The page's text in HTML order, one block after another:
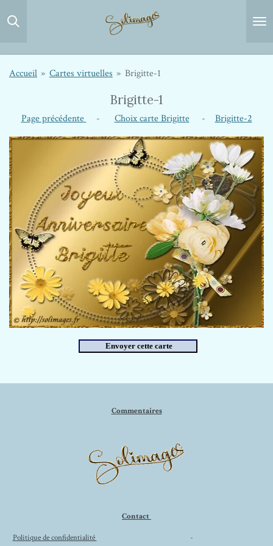
Passer
Accueil » Cartes virtuelles » Brigitte-1
Brigitte-1
Page précédente - Choix carte Brigitte- Brigitte-2
Commentaires
Contact
Politique de confidentialité -